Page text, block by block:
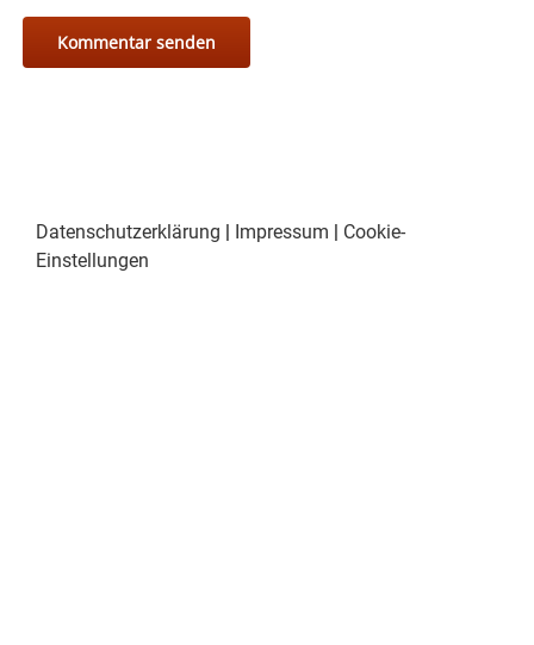
Datenschutzerklärung | Impressum | Cookie-
Einstellungen